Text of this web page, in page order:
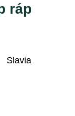
ráp
Slavia